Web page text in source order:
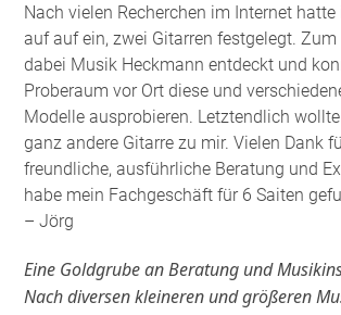
Nach vielen Recherchen im Internet
auf auf ein, zwei Gitarren festgelegt.
dabei Musik Heckmann entdeckt und
Proberaum vor Ort diese und
Modelle ausprobieren. Letztendlich
ganz andere Gitarre zu mir. Vielen Dank
freundliche, ausführliche Beratung und
habe mein Fachgeschäft für 6 Saiten
– Jörg
Eine Goldgrube an Beratung und
Nach diversen kleineren und größeren